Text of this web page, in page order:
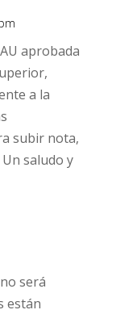
aprobada
a la
subir nota,
saludo y
será
están